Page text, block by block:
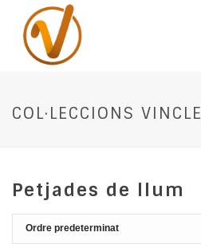
COL·LECCIONS VINCLE
Petjades de llum